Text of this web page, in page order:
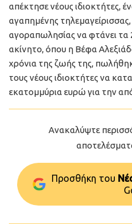
απέκτησε νέους ιδιοκτήτες,
αγαπημένης
αγοραπωλησίας να φτάνει τα
ακίνητο, όπου η Βέφα
χρόνια της ζωής της,
τους νέους ιδιοκτήτες να
εκατομμύρια ευρώ για την
Ανακαλύψτε
Προσθήκη του